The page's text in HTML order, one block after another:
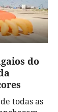
do
todas as